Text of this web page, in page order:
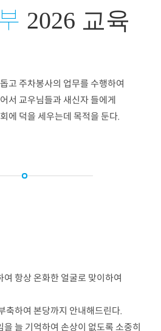
2026 교육
고 주차봉사의 업무를 수행하여
서 교우님들과 새신자 들에게
에 덕을 세우는데 목적을 둔다.
항상 온화한 얼굴로 맞이하여
축하여 본당까지 안내해드린다.
늘 기억하여 손상이 없도록 소중히